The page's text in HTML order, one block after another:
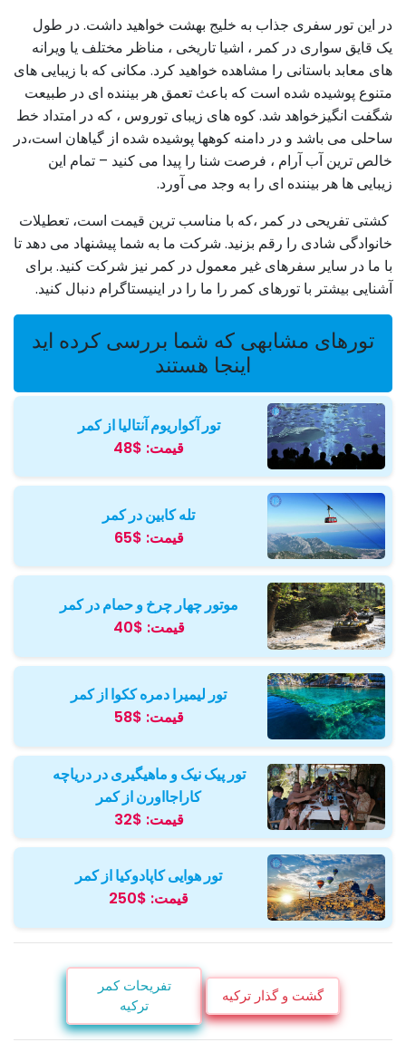
در این تور سفری جذاب به خلیج بهشت خواهید داشت. در طول
یک قایق سواری در کمر ، اشیا تاریخی ، مناظر مختلف یا ویرانه
های معابد باستانی را مشاهده خواهید کرد. مکانی که با زیبایی های
متنوع پوشیده شده است که باعث تعمق هر بیننده ای در طبیعت
شگفت انگیزخواهد شد. کوه های زیبای توروس ، که در امتداد خط
ساحلی می باشد و در دامنه کوهها پوشیده شده از گیاهان است،در
خالص ترین آب آرام ، فرصت شنا را پیدا می کنید – تمام این
زیبایی ها هر بیننده ای را به وجد می آورد.
کشتی تفریحی در کمر ،که با مناسب ترین قیمت است، تعطیلات
خانوادگی شادی را رقم بزنید. شرکت ما به شما پیشنهاد می دهد تا
با ما در سایر سفرهای غیر معمول در کمر نیز شرکت کنید. برای
آشنایی بیشتر با تورهای کمر را ما را در اینیستاگرام دنبال کنید.
تورهای مشابهی که شما بررسی کرده اید
اینجا هستند
تور آکواریوم آنتالیا از کمر
قیمت: $48
تله کابین در کمر
قیمت: $65
موتور چهار چرخ و حمام در کمر
قیمت: $40
تور لیمیرا دمره ککوا از کمر
قیمت: $58
تور پیک نیک و ماهیگیری در دریاچه
کاراجااورن از کمر
قیمت: $32
تور هوایی کاپادوکیا از کمر
قیمت: $250
گشت و گذار ترکیه
تفریحات کمر
ترکیه